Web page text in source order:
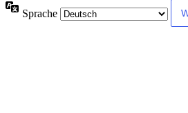
Sprache